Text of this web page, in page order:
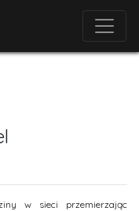
w sieci przemierzając